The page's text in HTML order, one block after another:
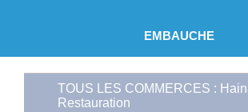
EMBAUCHE
TOUS LES COMMERCES :
Restauration